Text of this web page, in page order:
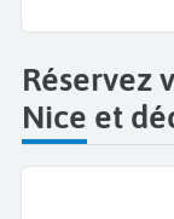
Réservez
Nice et